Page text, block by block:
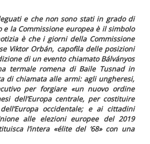
e che non sono stati in grado di
la Commissione europea è il simbolo
è che i giorni della Commissione
Viktor Orbán, capofila delle posizioni
di un evento chiamato Bálványos
termale romena di Baile Tusnad in
di chiamata alle armi: agli ungheresi,
per forgiare «un nuovo ordine
dell’Europa centrale, per costituire
occidentale; e ai cittadini
alle elezioni europee del 2019
l’intera «élite del ’68»con una